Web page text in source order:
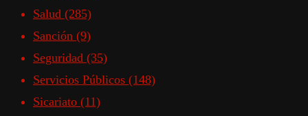
Salud (285)
Sanción (9)
Seguridad (35)
Servicios Públicos (148)
Sicariato (11)